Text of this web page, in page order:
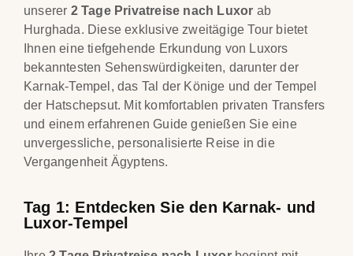
unserer 2 Tage Privatreise nach Luxor ab
Hurghada. Diese exklusive zweitägige Tour bietet
Ihnen eine tiefgehende Erkundung von Luxors
bekanntesten Sehenswürdigkeiten, darunter der
Karnak-Tempel, das Tal der Könige und der Tempel
der Hatschepsut. Mit komfortablen privaten Transfers
und einem erfahrenen Guide genießen Sie eine
unvergessliche, personalisierte Reise in die
Vergangenheit Ägyptens.
Tag 1: Entdecken Sie den Karnak- und
Luxor-Tempel